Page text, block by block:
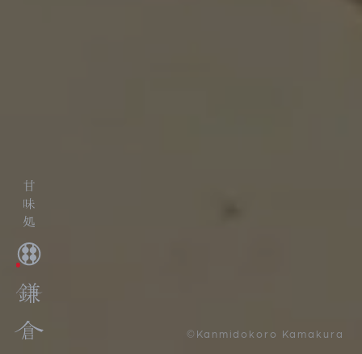
©Kanmidokoro Kamakura